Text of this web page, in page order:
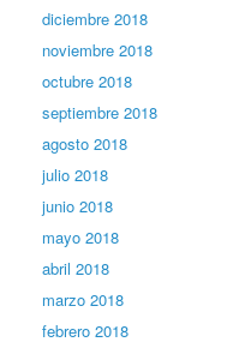
diciembre 2018
noviembre 2018
octubre 2018
septiembre 2018
agosto 2018
julio 2018
junio 2018
mayo 2018
abril 2018
marzo 2018
febrero 2018